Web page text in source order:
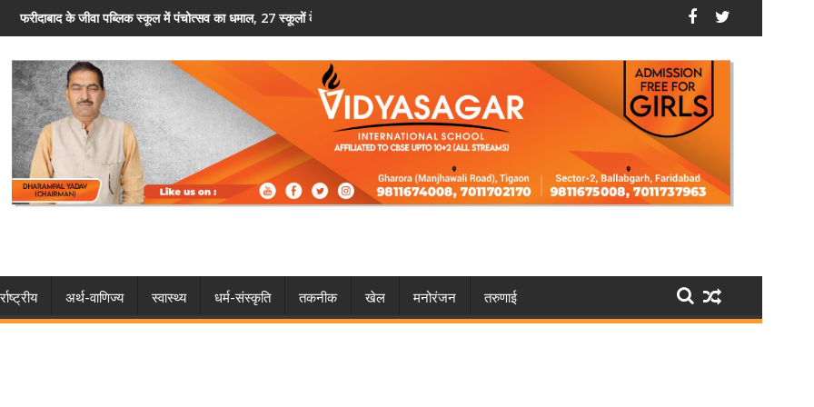
27 स्कूलों के 400 विद्यार्थियों ने दिखाया हुनरफरीदाबाद पुलिस का अवैध हथियारों पर शिकंजा, 5 आरोपित गिरफ्तार और 5 देसी कट्टे बरामदहरियाणा में फिर फेरबदल, HCS अधिकारियों की ट्रांसफर लिस्ट जारी
अर्थ-वाणिज्य स्वास्थ्य धर्म-संस्कृति तकनीक खेल मनोरंजन तरुणाई